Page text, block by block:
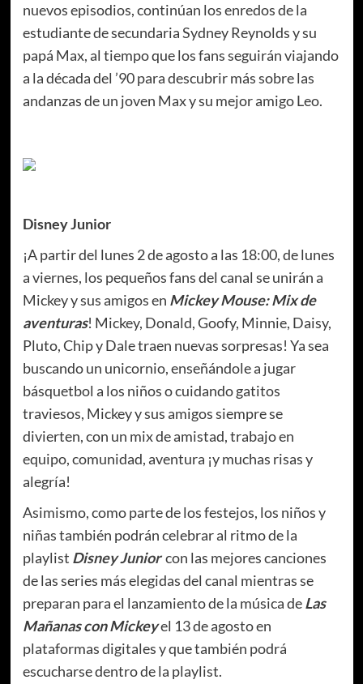
nuevos episodios, continúan los enredos de la
estudiante de secundaria Sydney Reynolds y su
papá Max, al tiempo que los fans seguirán viajando
a la década del ’90 para descubrir más sobre las
andanzas de un joven Max y su mejor amigo Leo.
Disney Junior
¡A partir del lunes 2 de agosto a las 18:00, de lunes
a viernes, los pequeños fans del canal se unirán a
Mickey y sus amigos en Mickey Mouse: Mix de
aventuras! Mickey, Donald, Goofy, Minnie, Daisy,
Pluto, Chip y Dale traen nuevas sorpresas! Ya sea
buscando un unicornio, enseñándole a jugar
básquetbol a los niños o cuidando gatitos
traviesos, Mickey y sus amigos siempre se
divierten, con un mix de amistad, trabajo en
equipo, comunidad, aventura ¡y muchas risas y
alegría!
Asimismo, como parte de los festejos, los niños y
niñas también podrán celebrar al ritmo de la
playlist Disney Junior con las mejores canciones
de las series más elegidas del canal mientras se
preparan para el lanzamiento de la música deLas
Mañanas con Mickeyel 13 de agosto en
plataformas digitales y que también podrá
escucharse dentro de la playlist.